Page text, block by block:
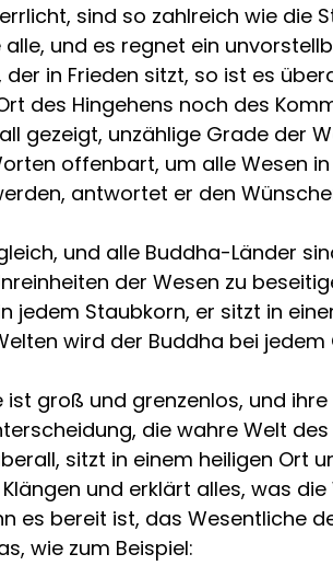
sind so zahlreich wie die
und es regnet ein
in Frieden sitzt, so ist es
des Hingehens noch des
gezeigt, unzählige Grade der
offenbart, um alle Wesen
antwortet er den
und alle Buddha-Länder
der Wesen zu
jedem Staubkorn, er sitzt in
wird der Buddha bei
groß und grenzenlos, und
die wahre Welt
sitzt in einem heiligen Ort
und erklärt alles, was
es bereit ist, das Wesentliche
wie zum Beispiel: